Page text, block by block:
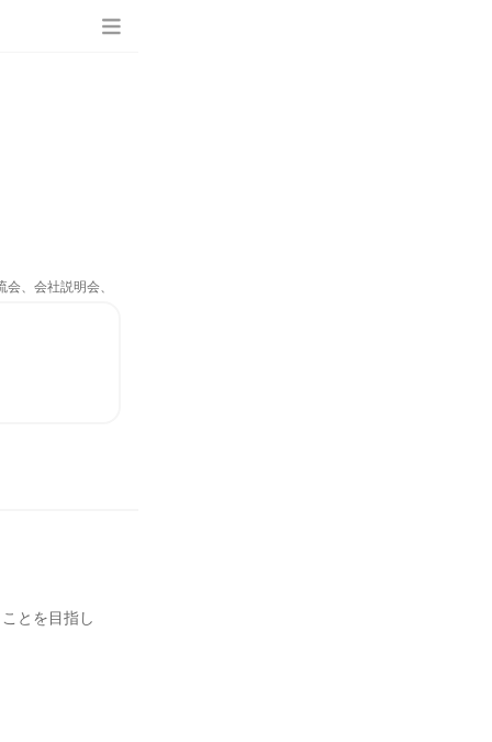
、会社説明会、
とを目指し